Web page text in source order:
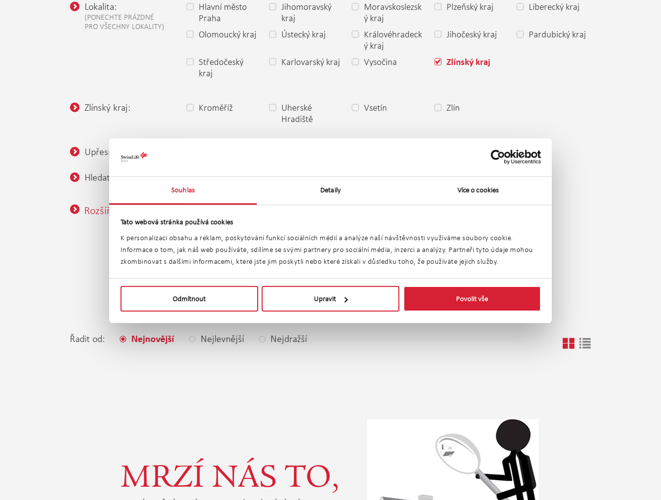
Souhlas Detaily Více o cookies
Tato webová stránka používá cookies
K personalizaci obsahu a reklam, poskytování funkcí sociálních médií a analýze naší návštěvnosti využíváme soubory cookie.
Informace o tom, jak náš web používáte, sdílíme se svými partnery pro sociální média, inzerci a analýzy. Partneři tyto údaje mohou
zkombinovat s dalšími informacemi, které jste jim poskytli nebo které získali v důsledku toho, že používáte jejich služby.
Odmítnout Upravit Povolit vše
Lokalita:
(PONECHTE PRÁZDNÉ
PRO VŠECHNY LOKALITY)
Hlavní město
Praha
Jihomoravský
kraj
Moravskoslezsk
ý kraj
Plzeňský kraj Liberecký kraj
Olomoucký kraj Ústecký kraj
Královéhradeck
ý kraj
Jihočeský kraj Pardubický kraj
Středočeský
kraj
Karlovarský kraj Vysočina Zlínský kraj
Zlínský kraj: Kroměříž
Uherské
Hradiště
Vsetín Zlín
Upřesnění lokality:
Hledat v okolí: nezadáno
Rozšířené vyhledávání
Prodej bytů atypických Zlínský kraj
Řadit od: Nejnovější Nejlevnější Nejdražší
MRZÍ NÁS TO,